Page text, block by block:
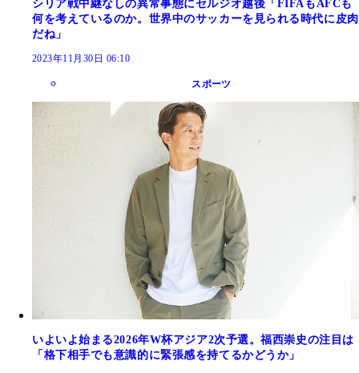
シリア戦中継なしの異常事態にセルジオ越後「FIFAもAFCも
何を考えているのか。世界中のサッカーを見られる時代に皮肉
だね」
2023年11月30日 06:10
スポーツ
いよいよ始まる2026年W杯アジア2次予選。福西崇史の注目は
「格下相手でも意識的に緊張感を持てるかどうか」